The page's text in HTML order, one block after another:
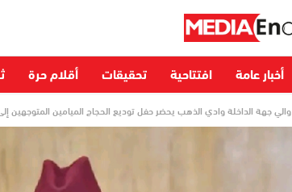
أخبار عامة افتتاحية تحقيقات أقلام حرة
والي جهة الداخلة وادي الذهب يحضر حفل توديع الحجاج الميامين المتوجهين